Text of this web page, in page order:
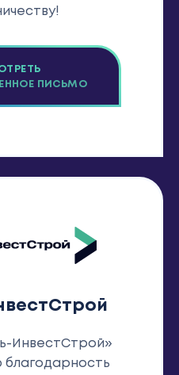
ПИСЬМО
ИнвестСтрой»